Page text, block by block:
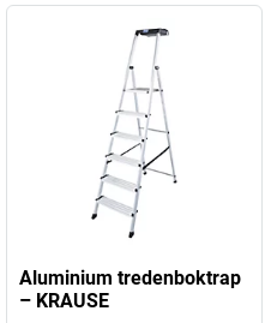
Aluminium tredenboktrap
– KRAUSE